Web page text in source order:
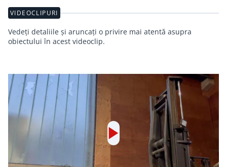
VIDEOCLIPURI
Vedeți detaliile și aruncați o privire mai atentă asupra
obiectului în acest videoclip.